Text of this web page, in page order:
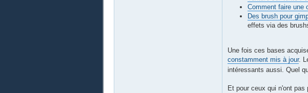
Comment faire une
Des brush pour
effets via des
Une fois ces bases
constamment mis à jour.
intéressants aussi. Quel
Et pour ceux qui n'ont